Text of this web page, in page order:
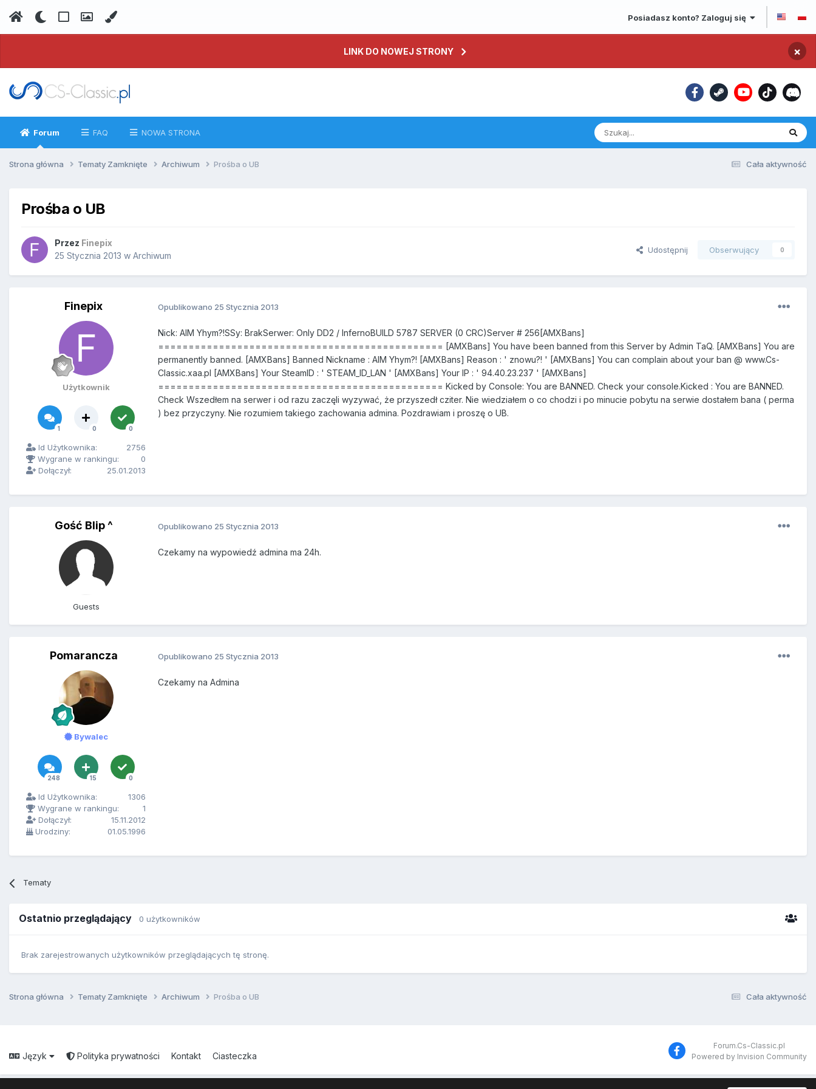
Posiadasz konto? Zaloguj się
LINK DO NOWEJ STRONY ×
Forum FAQ NOWA STRONA
Cała aktywność
Strona główna Tematy Zamknięte Archiwum Prośba o UB
Prośba o UB
Przez Finepix
25 Stycznia 2013 w Archiwum
Udostępnij Obserwujący 0
Finepix
Użytkownik
1 0 0
Id Użytkownika:
2756
Wygrane w rankingu:
0
Dołączył:
25.01.2013
Opublikowano 25 Stycznia 2013
Nick: AIM Yhym?!SSy: BrakSerwer: Only DD2 / InfernoBUILD 5787 SERVER (0 CRC)Server # 256[AMXBans]
=============================================== [AMXBans] You have been banned from this Server by Admin TaQ. [AMXBans] You are
permanently banned. [AMXBans] Banned Nickname : AIM Yhym?! [AMXBans] Reason : ' znowu?! ' [AMXBans] You can complain about your ban @ www.Cs-
Classic.xaa.pl [AMXBans] Your SteamID : ' STEAM_ID_LAN ' [AMXBans] Your IP : ' 94.40.23.237 ' [AMXBans]
=============================================== Kicked by Console: You are BANNED. Check your console.Kicked : You are BANNED.
Check Wszedłem na serwer i od razu zaczęli wyzywać, że przyszedł cziter. Nie wiedziałem o co chodzi i po minucie pobytu na serwie dostałem bana ( perma
) bez przyczyny. Nie rozumiem takiego zachowania admina. Pozdrawiam i proszę o UB.
Gość Blip ^
Guests
Opublikowano 25 Stycznia 2013
Czekamy na wypowiedź admina ma 24h.
Pomarancza
Bywalec
248 15 0
Id Użytkownika:
1306
Wygrane w rankingu:
1
Dołączył:
15.11.2012
Urodziny:
01.05.1996
Opublikowano 25 Stycznia 2013
Czekamy na Admina
Tematy
Ostatnio przeglądający 0 użytkowników
Brak zarejestrowanych użytkowników przeglądających tę stronę.
Cała aktywność
Strona główna Tematy Zamknięte Archiwum Prośba o UB
Język Polityka prywatności Kontakt Ciasteczka
Forum.Cs-Classic.pl
Powered by Invision Community